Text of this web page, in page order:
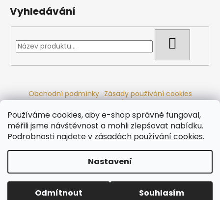
Používáme cookies, aby e-shop správně fungoval,
měřili jsme návštěvnost a mohli zlepšovat nabídku.
Podrobnosti najdete v zásadách používání cookies.
Nastavení
Odmítnout Souhlasím
Vyhledávání
Obchodní podmínky Zásady používání cookies
Ochrana osobních údajů Dřevěné sauny
Odstoupení od smlouvy Reklamační řád Kontakty
Koupací sudy
Radiátory
Copyright 2026Ráj saun. Všechna práva vyhrazena.
Upravit nastavení cookies